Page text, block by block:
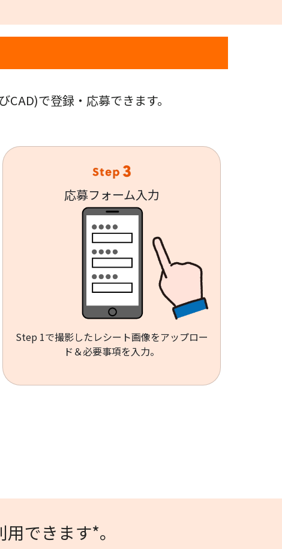
で登録・応募できます。
応募フォーム入力
Step 1で撮影したレシート画像をアップロー
ド＆必要事項を入力。
できます*。